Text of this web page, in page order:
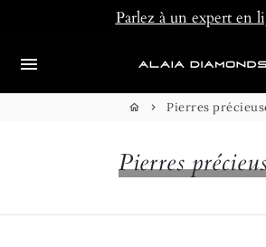
contenu
Parlez à un expert en
menu
home keyboard_arrow_right Pierres
Pierres